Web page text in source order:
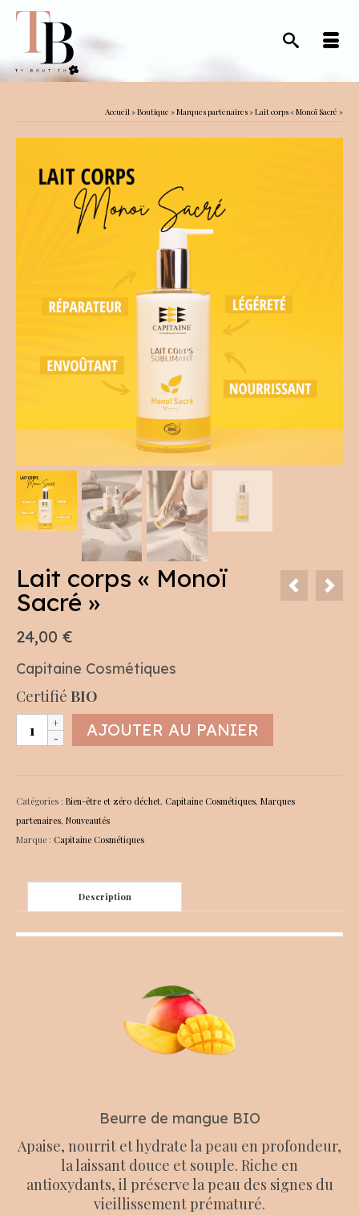
Accueil»Boutique »Marques partenaires»Lait corps « Monoï Sacré »
Lait corps « Monoï
Sacré »
24,00 €
Capitaine Cosmétiques
Certifié BIO
quantité
de
« Monoï
Sacré »
AJOUTER AU PANIER
Catégories : Bien-être et zéro déchet, Capitaine Cosmétiques, Marques
partenaires, Nouveautés
Marque : Capitaine Cosmétiques
Description
Beurre de mangue BIO
Apaise, nourrit et hydrate la peau en profondeur,
la laissant douce et souple. Riche en
antioxydants, il préserve la peau des signes du
vieillissement prématuré.